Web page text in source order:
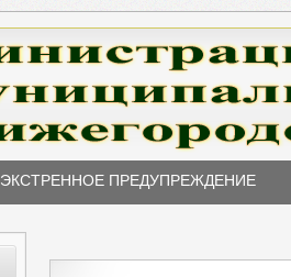
ЭКСТРЕННОЕ ПРЕДУПРЕЖДЕНИЕ